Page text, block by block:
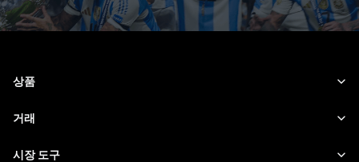
상품
외환
원자재
거래
트레이딩 플랫폼
시장 도구